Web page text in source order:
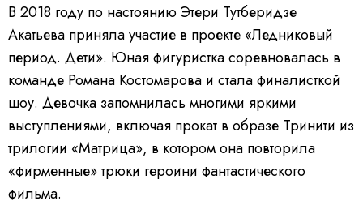
В 2018 году по настоянию Этери Тутберидзе
Акатьева приняла участие в проекте «Ледниковый
период. Дети». Юная фигуристка соревновалась в
команде Романа Костомарова и стала финалисткой
шоу. Девочка запомнилась многими яркими
выступлениями, включая прокат в образе Тринити из
трилогии «Матрица», в котором она повторила
«фирменные» трюки героини фантастического
фильма.